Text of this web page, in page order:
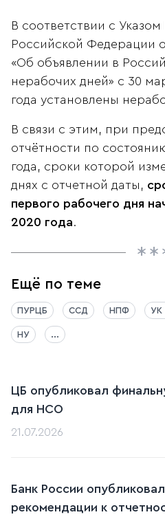
В соответствии с
Российской Федерации
«Об объявлении в
нерабочих дней» с 30
года установлены
В связи с этим, при
отчётности по
года, сроки которой
днях с отчетной даты,
первого рабочего дня
2020 года.
Ещё по теме
ПУРЦБ ССД НПФ УК
НУ ...
ЦБ опубликовал
для НСО
21.07.2026
Банк России
рекомендации к